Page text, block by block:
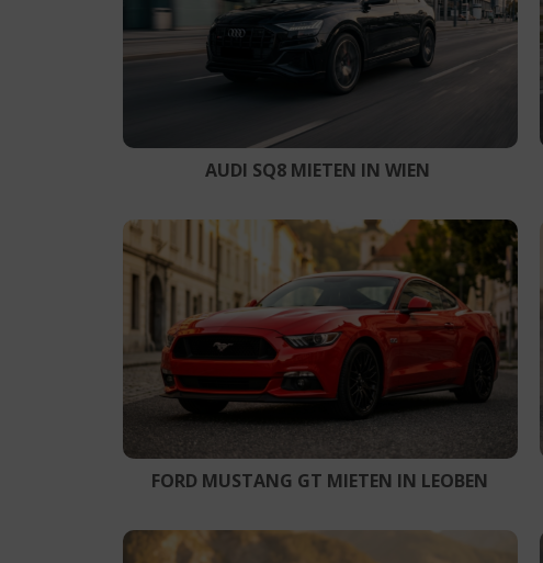
AUDI SQ8 MIETEN IN WIEN
FORD MUSTANG GT MIETEN IN LEOBEN